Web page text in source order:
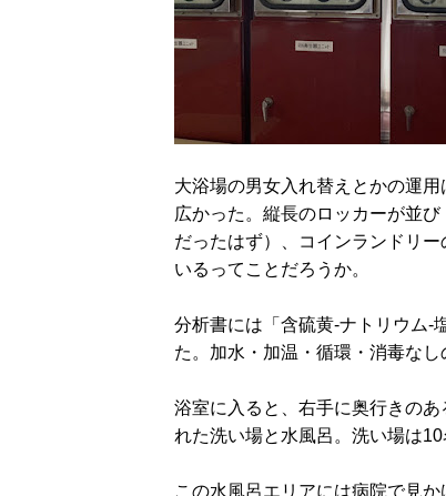
大浴場の男女入れ替えとかの運
広かった。縦長のロッカーが並
だったはず）、コインランドリ
いるってことだろうか。
分析書には「含硫黄-ナトリウム-
た。加水・加温・循環・消毒な
浴室に入ると、右手に奥行きの
れた洗い場と水風呂。洗い場は10
この水風呂エリアには病院で見